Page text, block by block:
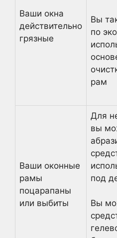
Ваши окна
действительно
грязные
Вы
по
рам
Ваши оконные
рамы
поцарапаны
или выбиты
Для
вы
под
Вы